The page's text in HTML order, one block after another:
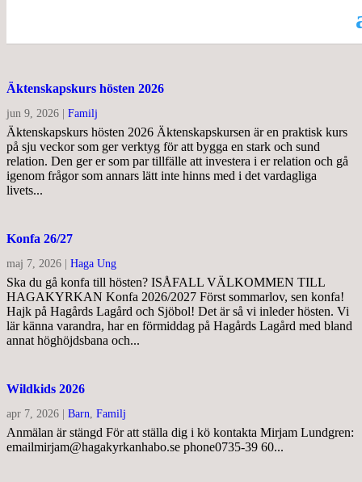
Äktenskapskurs hösten 2026
jun 9, 2026 Familj
Äktenskapskurs hösten 2026 Äktenskapskursen är en praktisk kurs
på sju veckor som ger verktyg för att bygga en stark och sund
relation. Den ger er som par tillfälle att investera i er relation och gå
igenom frågor som annars lätt inte hinns med i det vardagliga
livets...
Konfa 26/27
maj 7, 2026 Haga Ung
Ska du gå konfa till hösten? ISÅFALL VÄLKOMMEN TILL
HAGAKYRKAN Konfa 2026/2027 Först sommarlov, sen konfa!
Hajk på Hagårds Lagård och Sjöbol! Det är så vi inleder hösten. Vi
lär känna varandra, har en förmiddag på Hagårds Lagård med bland
annat höghöjdsbana och...
Wildkids 2026
apr 7, 2026 Barn, Familj
Anmälan är stängd För att ställa dig i kö kontakta Mirjam Lundgren:
emailmirjam@hagakyrkanhabo.se phone0735-39 60...